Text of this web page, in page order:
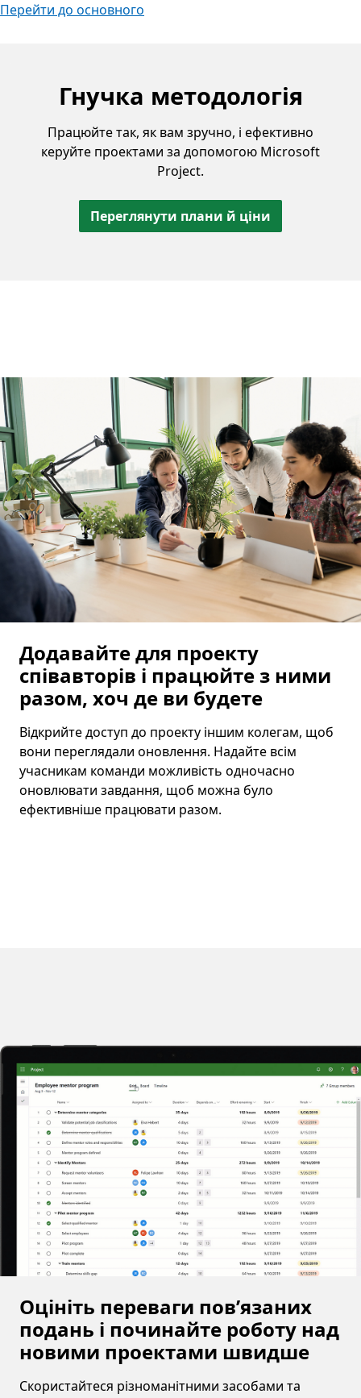
Перейти до основного
Гнучка методологія
Працюйте так, як вам зручно, і ефективно
керуйте проектами за допомогою Microsoft
Project.
Переглянути плани й ціни
Додавайте для проекту
співавторів і працюйте з ними
разом, хоч де ви будете
Відкрийте доступ до проекту іншим колегам, щоб
вони переглядали оновлення. Надайте всім
учасникам команди можливість одночасно
оновлювати завдання, щоб можна було
ефективніше працювати разом.
Оцініть переваги пов’язаних
подань і починайте роботу над
новими проектами швидше
Скористайтеся різноманітними засобами та